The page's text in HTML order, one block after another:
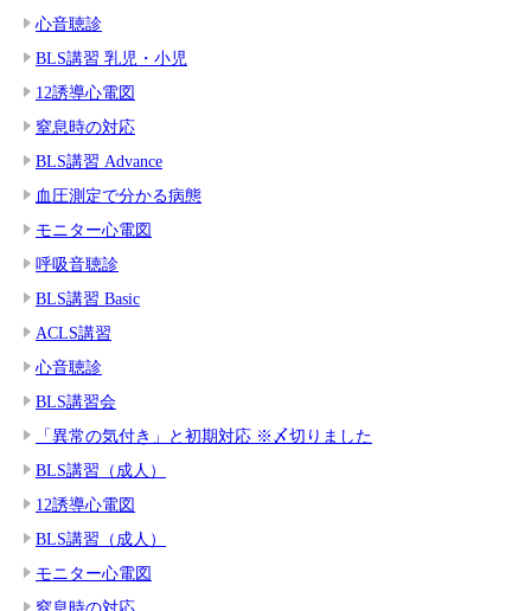
心音聴診
BLS講習 乳児・小児
12誘導心電図
窒息時の対応
BLS講習 Advance
血圧測定で分かる病態
モニター心電図
呼吸音聴診
BLS講習 Basic
ACLS講習
心音聴診
BLS講習会
「異常の気付き」と初期対応 ※〆切りました
BLS講習（成人）
12誘導心電図
BLS講習（成人）
モニター心電図